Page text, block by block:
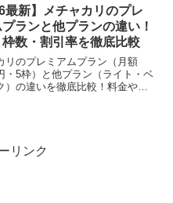
スパまでプロ目線で徹底解説。
ットを百貨店に変える「賢い投
貌とは？
最新】メチャカリのプレ
プランと他プランの違い！
数・割引率を徹底比較
リのプレミアムプラン（月額
・5枠）と他プラン（ライト・ベ
）の違いを徹底比較！料金やレ
リンク